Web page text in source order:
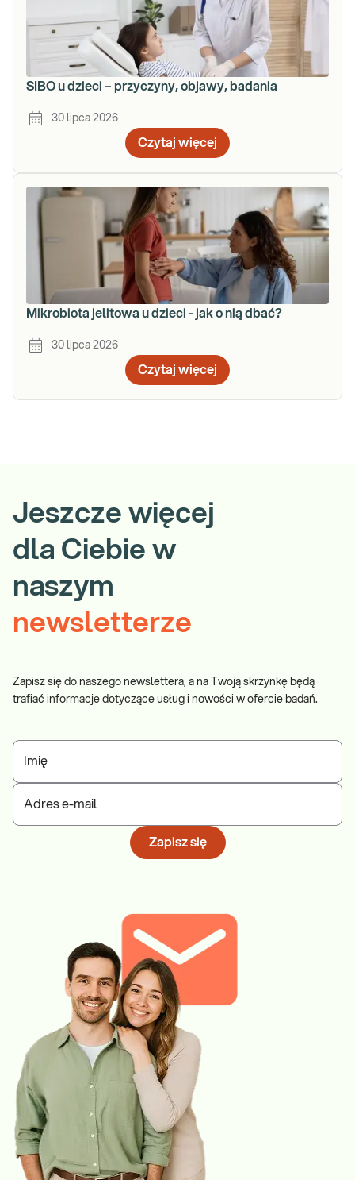
SIBO u dzieci – przyczyny, objawy, badania
30 lipca 2026
Czytaj więcej
Mikrobiota jelitowa u dzieci - jak o nią dbać?
30 lipca 2026
Czytaj więcej
Jeszcze więcej
dla Ciebie w
naszym
newsletterze
Zapisz się do naszego newslettera, a na Twoją skrzynkę będą
trafiać informacje dotyczące usług i nowości w ofercie badań.
Imię
Adres e-mail
Zapisz się